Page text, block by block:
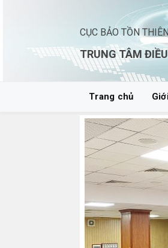
CỤC BẢO TỒN
TRUNG TÂM
Trang chủ